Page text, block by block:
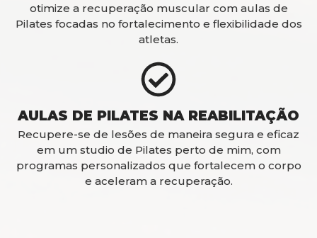
otimize a recuperação muscular com aulas de
Pilates focadas no fortalecimento e flexibilidade dos
atletas.
AULAS DE PILATES NA REABILITAÇÃO
Recupere-se de lesões de maneira segura e eficaz
em um studio de Pilates perto de mim, com
programas personalizados que fortalecem o corpo
e aceleram a recuperação.